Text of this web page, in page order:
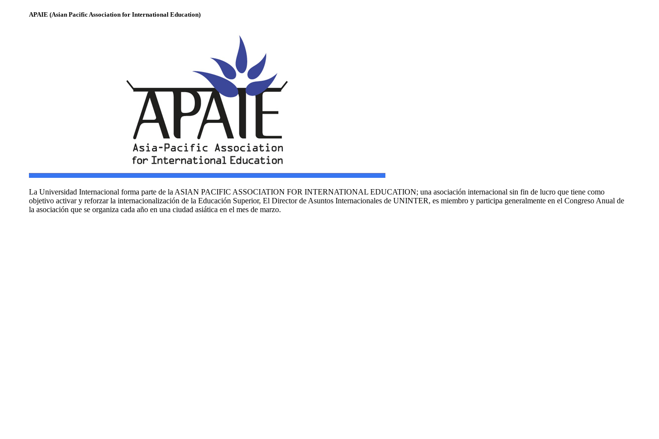
APAIE (Asian Pacific Association for International Education)
La Universidad Internacional forma parte de la ASIAN PACIFIC ASSOCIATION FOR INTERNATIONAL EDUCATION; una asociación internacional sin fin de lucro que tiene como
objetivo activar y reforzar la internacionalización de la Educación Superior, El Director de Asuntos Internacionales de UNINTER, es miembro y participa generalmente en el Congreso Anual de
la asociación que se organiza cada año en una ciudad asiática en el mes de marzo.